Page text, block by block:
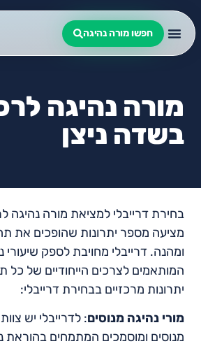
חפשו מורה נהיגה
מורה נהיגה
בשדה ניצן
בחירת דרייבלי למציאת מורה נהיגה
מציעה מספר יתרונות שהופכים את
ומהנה. דרייבלי מחויבת לספק שיעורי
המותאמים לצרכים הייחודיים של כל
יתרונות מרכזיים בבחירת דרייבלי:
מורי נהיגה מנוסים: לדרייבלי יש
מנוסים ומוסמכים המתמחים בהוראת